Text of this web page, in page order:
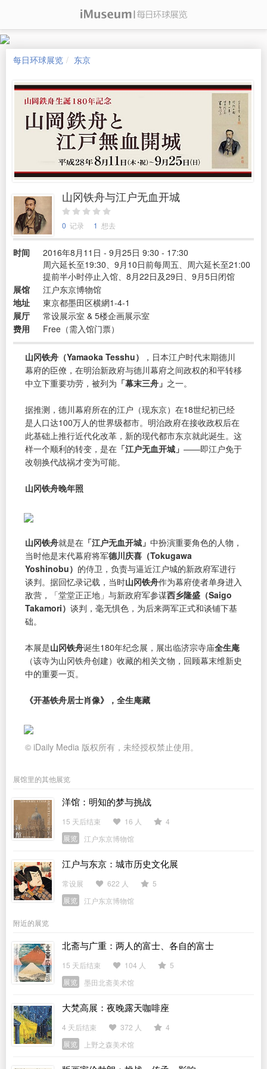
每日环球展览 东京
山冈铁舟与江户无血开城
0 记录 1 想去
时间
2016年8月11日 - 9月25日 9:30 - 17:30
周六延长至19:30、9月10日前每周五、周六延长至21:00
提前半小时停止入馆、8月22日及29日、9月5日闭馆
展馆
江户东京博物馆
地址
東京都墨田区横網1-4-1
展厅
常设展示室 & 5楼企画展示室
费用
Free（需入馆门票）
山冈铁舟（Yamaoka Tesshu）
，日本江户时代末期德川
幕府的臣僚，在明治新政府与德川幕府之间政权的和平转移
中立下重要功劳，被列为 「幕末三舟」 之一。
据推测，德川幕府所在的江户（现东京）在18世纪初已经
是人口达100万人的世界级都市。明治政府在接收政权后在
此基础上推行近代化改革，新的现代都市东京就此诞生。这
样一个顺利的转变，是在 「江户无血开城」 ——即江户免于
改朝换代战祸才变为可能。
山冈铁舟晚年照
山冈铁舟就是在 「江户无血开城」 中扮演重要角色的人物，
当时他是末代幕府将军德川庆喜（Tokugawa
Yoshinobu） 的侍卫，负责与逼近江户城的新政府军进行
谈判。据回忆录记载，当时山冈铁舟作为幕府使者单身进入
敌营，「堂堂正正地」与新政府军参谋西乡隆盛（Saigo
Takamori） 谈判，毫无惧色，为后来两军正式和谈铺下基
础。
本展是山冈铁舟诞生180年纪念展，展出临济宗寺庙全生庵
（该寺为山冈铁舟创建）收藏的相关文物，回顾幕末维新史
中的重要一页。
《开基铁舟居士肖像》，全生庵藏
© iDaily Media 版权所有，未经授权禁止使用。
展馆里的其他展览
洋馆：明知的梦与挑战
15 天后结束 16 人
4
展览
江户东京博物馆
江户与东京：城市历史文化展
常设展 622 人
5
展览
江户东京博物馆
附近的展览
北斋与广重：两人的富士、各自的富士
15 天后结束 104 人
5
展览
墨田北斋美术馆
大梵高展：夜晚露天咖啡座
4 天后结束 372 人
4
展览
上野之森美术馆